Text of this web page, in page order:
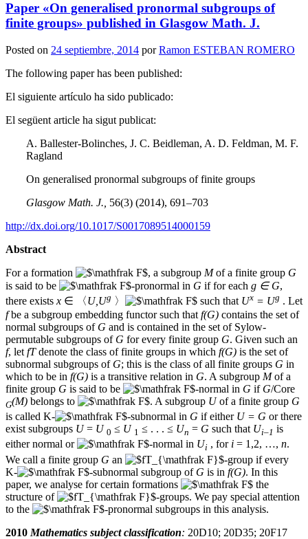
Paper «On generalised pronormal subgroups of
finite groups» published in Glasgow Math. J.
Posted on 24 septiembre, 2014 porRamon ESTEBAN ROMERO
The following paper has been published:
El siguiente artículo ha sido publicado:
El següent article ha sigut publicat:
A. Ballester-Bolinches, J. C. Beidleman, A. D. Feldman, M. F.
Ragland
On generalised pronormal subgroups of finite groups
Glasgow Math. J., 56(3) (2014), 691–703
http://dx.doi.org/10.1017/S0017089514000159
Abstract
For a formation
, a subgroup Mof a finite group G
is said to be
-pronormal in G if for each g ∈ G,
there exists x ∈ 〈U,Ug 〉 such that Ux = Ug . Let
fbe a subgroup embedding functor such that f(G) contains the set of
normal subgroups of G and is contained in the set of Sylow-
permutable subgroups of G for every finite group G. Given such an
f, let fTdenote the class of finite groups in which f(G) is the set of
subnormal subgroups of G; this is the class of all finite groups G in
which to be in f(G) is a transitive relation in G. A subgroup Mof a
finite group G is said to be -normal in G if G/Core
G(M) belongs to . A subgroup Uof a finite group G
is called K-
-subnormal in G if either U = G or there
exist subgroups U= U 0 ≤ U 1 ≤ . . . ≤ Un = G such that Ui–1 is
either normal or
-normal in Ui , for i = 1,2, …, n.
We call a finite group G an
-group if every
K-
-subnormal subgroup of G is in f(G). In this
paper, we analyse for certain formations
the
structure of
-groups. We pay special attention
to the
-pronormal subgroups in this analysis.
2010 Mathematics subject classification: 20D10; 20D35; 20F17